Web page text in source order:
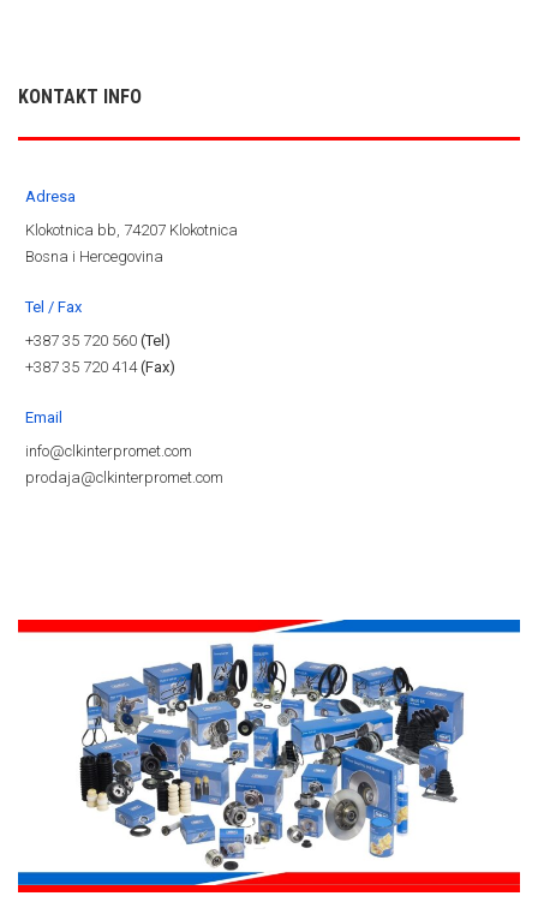
KONTAKT INFO
Adresa
Klokotnica bb, 74207 Klokotnica
Bosna i Hercegovina
Tel / Fax
+387 35 720 560 (Tel)
+387 35 720 414(Fax)
Email
info@clkinterpromet.com
prodaja@clkinterpromet.com